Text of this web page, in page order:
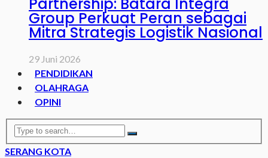
Group Perkuat Peran sebagai
Mitra Strategis Logistik Nasional
29 Juni 2026
PENDIDIKAN
OLAHRAGA
OPINI
SERANG KOTA